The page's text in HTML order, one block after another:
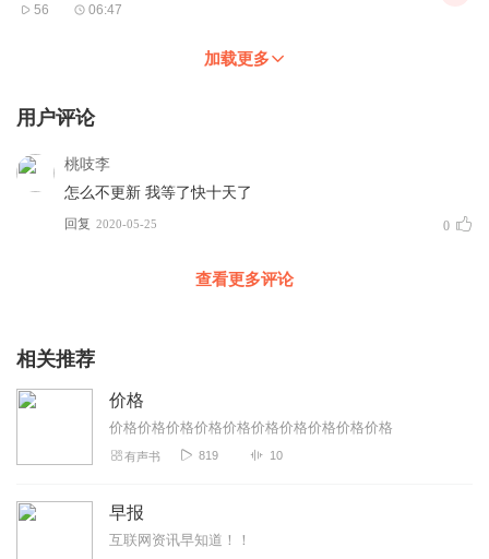
56 06:47
加载更多
用户评论
桃吱李
怎么不更新 我等了快十天了
回复 2020-05-25 0
查看更多评论
相关推荐
价格
价格价格价格价格价格价格价格价格价格价格
有声书 819 10
早报
互联网资讯早知道！！